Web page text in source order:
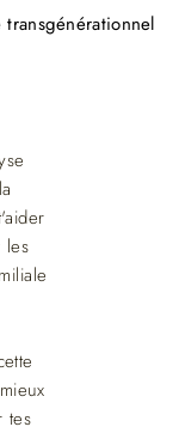
les
tes
transgénérationnel